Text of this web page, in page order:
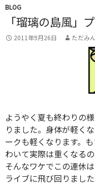
ッ
BLOG
「瑠璃の島風」
2011年9月26日 ただみん
ようやく夏も終わりの
りました。身体が軽く
ークも軽くなります。
わいて実際は重くなるの
そんなワケでこの連休
ライブに飛び回りました